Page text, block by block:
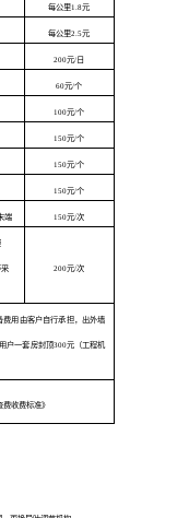
每公里1.8元
每公里2.5元
200元/日
60元/个
100元/个
150元/个
150元/个
150元/个
端 150元/次
200元/次
费用由客户自行承担，出外墙
户一套房封顶300元（工程机
收费标准》